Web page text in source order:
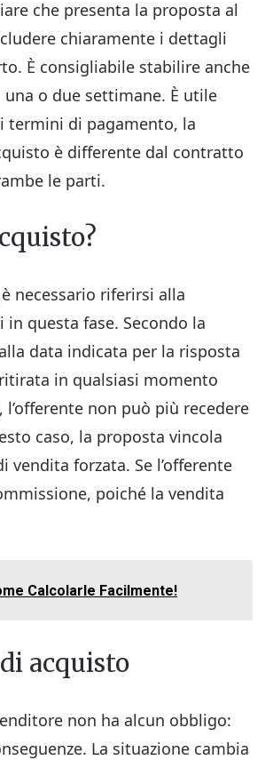
che presenta la proposta al
chiaramente i dettagli
È consigliabile stabilire anche
o due settimane. È utile
termini di pagamento, la
è differente dal contratto
le parti.
necessario riferirsi alla
questa fase. Secondo la
data indicata per la risposta
in qualsiasi momento
non può più recedere
caso, la proposta vincola
vendita forzata. Se l’offerente
poiché la vendita
Calcolarle Facilmente!
acquisto
non ha alcun obbligo:
La situazione cambia